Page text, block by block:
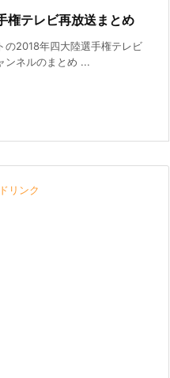
権テレビ再放送まとめ
の2018年四大陸選手権テレビ
ンネルのまとめ ...
リンク